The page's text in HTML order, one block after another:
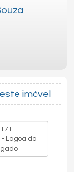
Vendas
o corretor
imóvel